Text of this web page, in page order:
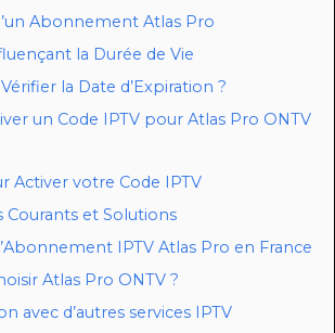
Abonnement Atlas Pro
la Durée de Vie
la Date d’Expiration ?
un Code IPTV pour Atlas Pro ONTV
Activer votre Code IPTV
Courants et Solutions
IPTV Atlas Pro en France
Atlas Pro ONTV ?
avec d’autres services IPTV